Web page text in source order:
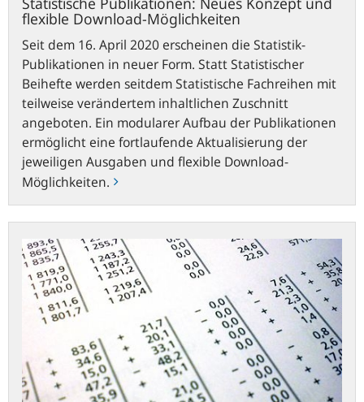
flexible Download-Möglichkeiten
Seit dem 16. April 2020 erscheinen die Statistik-
Publikationen in neuer Form. Statt Statistischer
Beihefte werden seitdem Statistische Fachreihen mit
teilweise verändertem inhaltlichen Zuschnitt
angeboten. Ein modularer Aufbau der Publikationen
ermöglicht eine fortlaufende Aktualisierung der
jeweiligen Ausgaben und flexible Download-
Möglichkeiten.
Fachreihen